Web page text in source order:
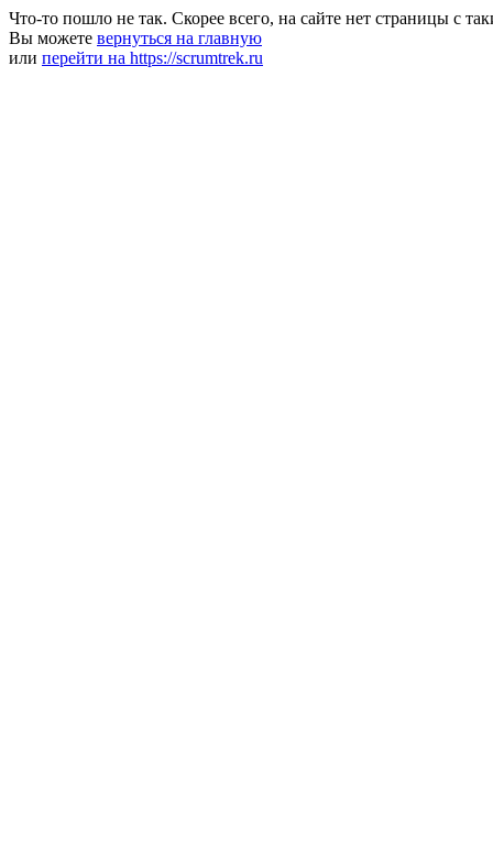
Что-то пошло не так. Скорее всего, на сайте нет страницы с
Вы можете вернуться на главную
или перейти на https://scrumtrek.ru